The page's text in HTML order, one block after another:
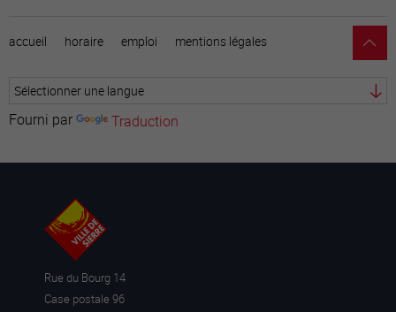
accueil horaire emploi mentions légales
Fourni par Traduction
Rue du Bourg 14
Case postale 96